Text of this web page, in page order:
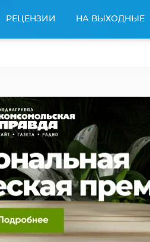
РЕЦЕНЗИИ НА ВЫХОДНЫЕ